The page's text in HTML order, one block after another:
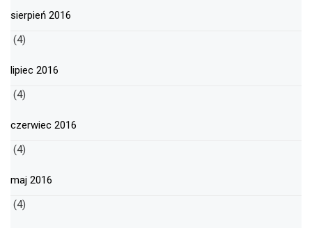
sierpień 2016
(4)
lipiec 2016
(4)
czerwiec 2016
(4)
maj 2016
(4)